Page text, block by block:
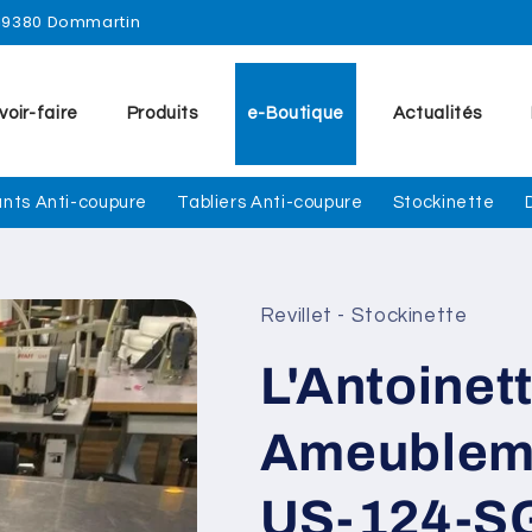
Dommartin
faire Produits e-Boutique Actualités
Anti-coupure Tabliers Anti-coupure Stockinette
Revillet - Stockinette
US-124-